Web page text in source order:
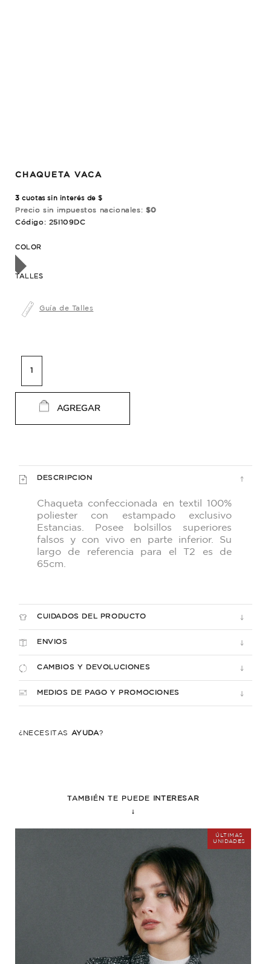
CHAQUETA VACA
3 cuotas sin interés de $
Precio sin impuestos nacionales: $0
Código: 25I109DC
COLOR
TALLES
Guía de Talles
AGREGAR
DESCRIPCION
Chaqueta confeccionada en textil 100%
poliester con estampado exclusivo
Estancias. Poseebolsillos superiores
falsos y con vivo en parte inferior. Su
largo de referencia para el T2 es de
65cm.
CUIDADOS DEL PRODUCTO
ENVIOS
CAMBIOS Y DEVOLUCIONES
MEDIOS DE PAGO Y PROMOCIONES
¿NECESITÁS AYUDA?
TAMBIÉN TE PUEDE
INTERESAR
↓